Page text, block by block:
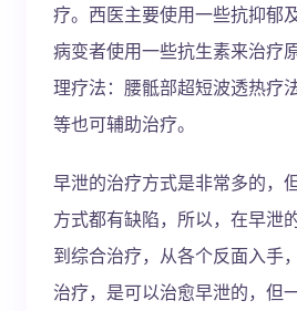
疗。西医主要使用一些抗抑郁
病变者使用一些抗生素来治疗
理疗法：腰骶部超短波透热疗
等也可辅助治疗。
早泄的治疗方式是非常多的，
方式都有缺陷，所以，在早泄
到综合治疗，从各个反面入手
治疗，是可以治愈早泄的，但